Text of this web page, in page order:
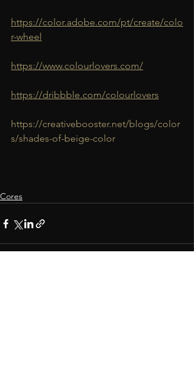
https://color.adobe.com/pt/create/colo
r-wheel
https://www.colourlovers.com/
https://dribbble.com/colourlovers
https://creativebooster.net/blogs/color
s/shades-of-beige-color
Cores